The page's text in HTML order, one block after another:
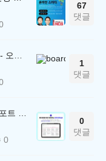
67
댓글
1
댓글
0
0
댓글